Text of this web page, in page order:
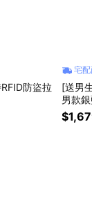
防盜拉
宅
[送男
男款